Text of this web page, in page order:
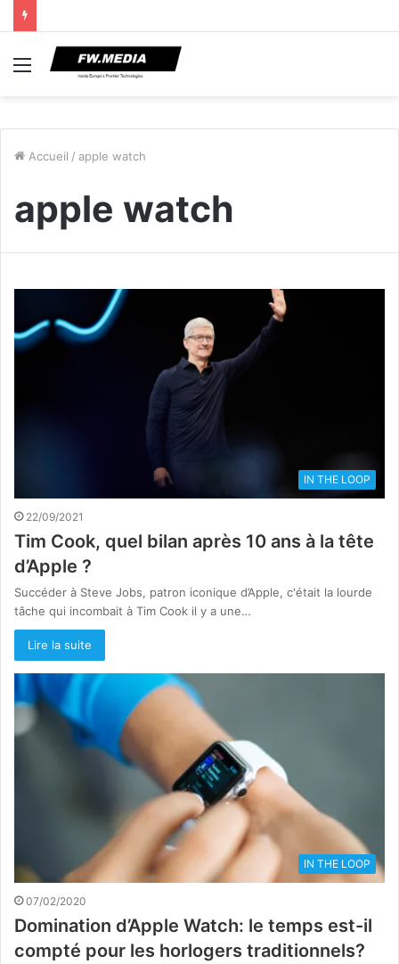
Menu
Accueil / apple watch
apple watch
IN THE LOOP
22/09/2021
Tim Cook, quel bilan après 10 ans à la tête
d’Apple ?
Succéder à Steve Jobs, patron iconique d’Apple, c'était la lourde
tâche qui incombait à Tim Cook il y a une…
Lire la suite
IN THE LOOP
07/02/2020
Domination d’Apple Watch: le temps est-il
compté pour les horlogers traditionnels?